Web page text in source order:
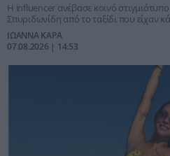
Η influencer ανέβασε κοινό
Σπυριδωνίδη από το ταξίδι που είχαν
ΙΩΑΝΝΑ ΚΑΡΑ
07.08.2026 | 14:53